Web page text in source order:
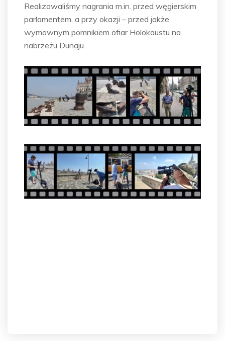
Realizowaliśmy nagrania m.in. przed węgierskim
parlamentem, a przy okazji – przed jakże
wymownym pomnikiem ofiar Holokaustu na
nabrzeżu Dunaju.